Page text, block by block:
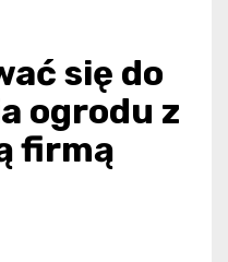
się do
ogrodu z
firmą